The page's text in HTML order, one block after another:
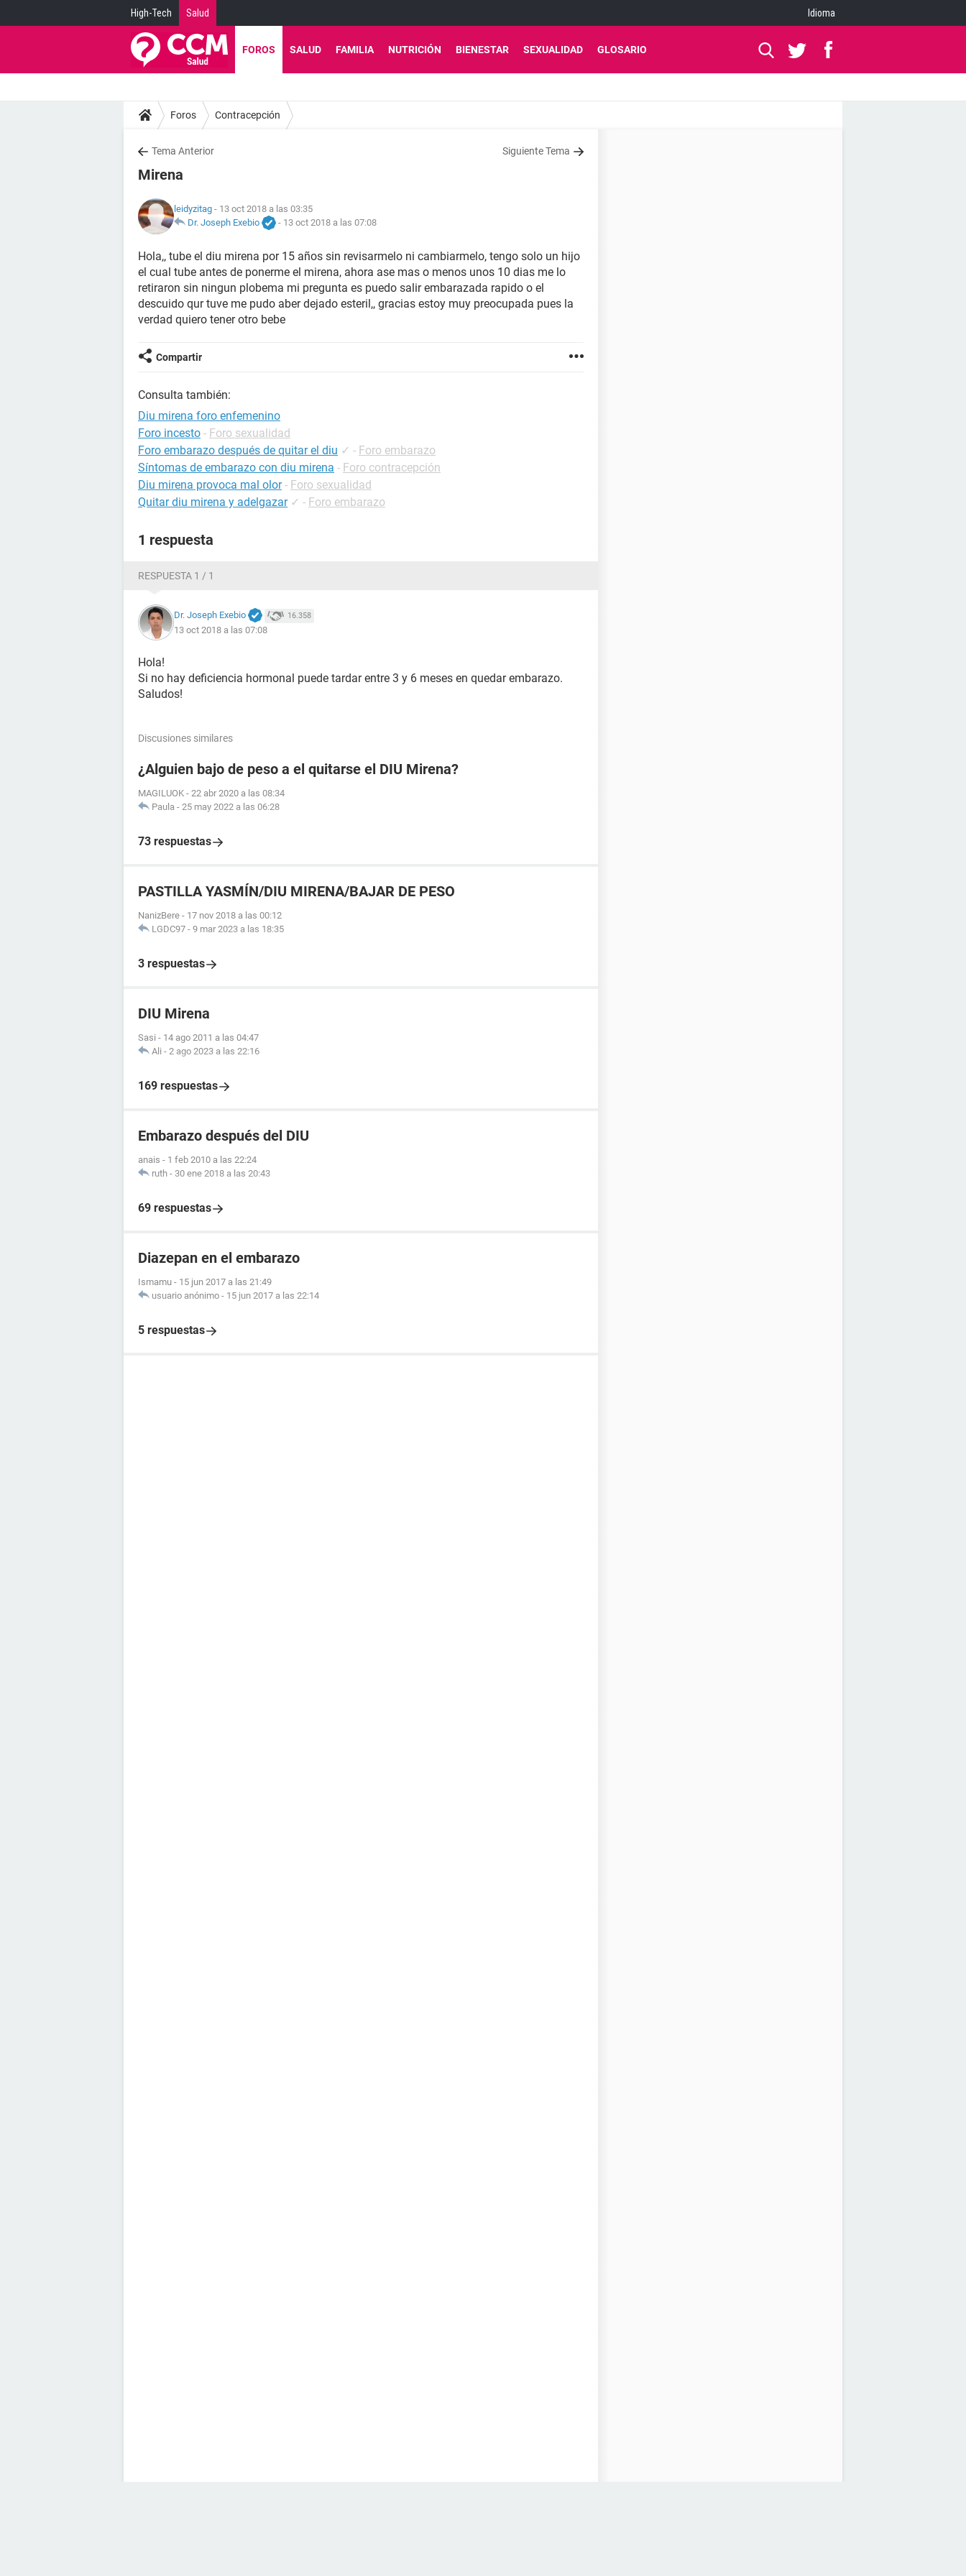
High-Tech Salud Idioma
FOROS SALUD FAMILIA NUTRICIÓN BIENESTAR SEXUALIDAD GLOSARIO
Foros Contracepción
Tema Anterior Siguiente Tema
Mirena
leidyzitag - 13 oct 2018 a las 03:35
Dr. Joseph Exebio
- 13 oct 2018 a las 07:08
Hola,, tube el diu mirena por 15 años sin revisarmelo ni cambiarmelo, tengo solo un hijo
el cual tube antes de ponerme el mirena, ahora ase mas o menos unos 10 dias me lo
retiraron sin ningun plobema mi pregunta es puedo salir embarazada rapido o el
descuido qur tuve me pudo aber dejado esteril,, gracias estoy muy preocupada pues la
verdad quiero tener otro bebe
Compartir
Consulta también:
Diu mirena foro enfemenino
Foro incesto - Foro sexualidad
Foro embarazo después de quitar el diu ✓ - Foro embarazo
Síntomas de embarazo con diu mirena - Foro contracepción
Diu mirena provoca mal olor - Foro sexualidad
Quitar diu mirena y adelgazar ✓ - Foro embarazo
1 respuesta
RESPUESTA 1 / 1
Dr. Joseph Exebio 16.358
13 oct 2018 a las 07:08
Hola!
Si no hay deficiencia hormonal puede tardar entre 3 y 6 meses en quedar embarazo.
Saludos!
Discusiones similares
¿Alguien bajo de peso a el quitarse el DIU Mirena?
MAGILUOK - 22 abr 2020 a las 08:34
Paula - 25 may 2022 a las 06:28
73 respuestas
PASTILLA YASMÍN/DIU MIRENA/BAJAR DE PESO
NanizBere - 17 nov 2018 a las 00:12
LGDC97 - 9 mar 2023 a las 18:35
3 respuestas
DIU Mirena
Sasi - 14 ago 2011 a las 04:47
Ali - 2 ago 2023 a las 22:16
169 respuestas
Embarazo después del DIU
anais - 1 feb 2010 a las 22:24
ruth - 30 ene 2018 a las 20:43
69 respuestas
Diazepan en el embarazo
Ismamu - 15 jun 2017 a las 21:49
usuario anónimo - 15 jun 2017 a las 22:14
5 respuestas